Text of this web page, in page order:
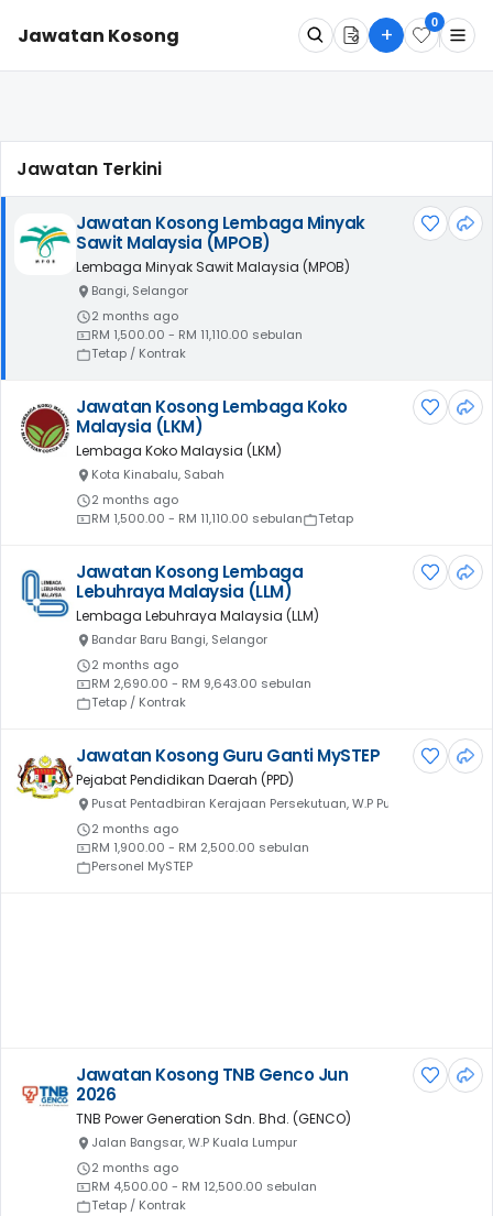
Jawatan Kosong + 0
Dimana
Jawatan Terkini
Jawatan Kosong Lembaga Minyak
Sawit Malaysia (MPOB)
Lembaga Minyak Sawit Malaysia (MPOB)
Bangi, Selangor
2 months ago
RM 1,500.00 - RM 11,110.00 sebulan
Tetap / Kontrak
Jawatan Kosong Lembaga Koko
Malaysia (LKM)
Lembaga Koko Malaysia (LKM)
Kota Kinabalu, Sabah
2 months ago
RM 1,500.00 - RM 11,110.00 sebulan
Tetap
Jawatan Kosong Lembaga
Lebuhraya Malaysia (LLM)
Lembaga Lebuhraya Malaysia (LLM)
Bandar Baru Bangi, Selangor
2 months ago
RM 2,690.00 - RM 9,643.00 sebulan
Tetap / Kontrak
Jawatan Kosong Guru Ganti MySTEP
Pejabat Pendidikan Daerah (PPD)
Pusat Pentadbiran Kerajaan Persekutuan, W.P Putrajaya
2 months ago
RM 1,900.00 - RM 2,500.00 sebulan
Personel MySTEP
Jawatan Kosong TNB Genco Jun
2026
TNB Power Generation Sdn. Bhd. (GENCO)
Jalan Bangsar, W.P Kuala Lumpur
2 months ago
RM 4,500.00 - RM 12,500.00 sebulan
Tetap / Kontrak